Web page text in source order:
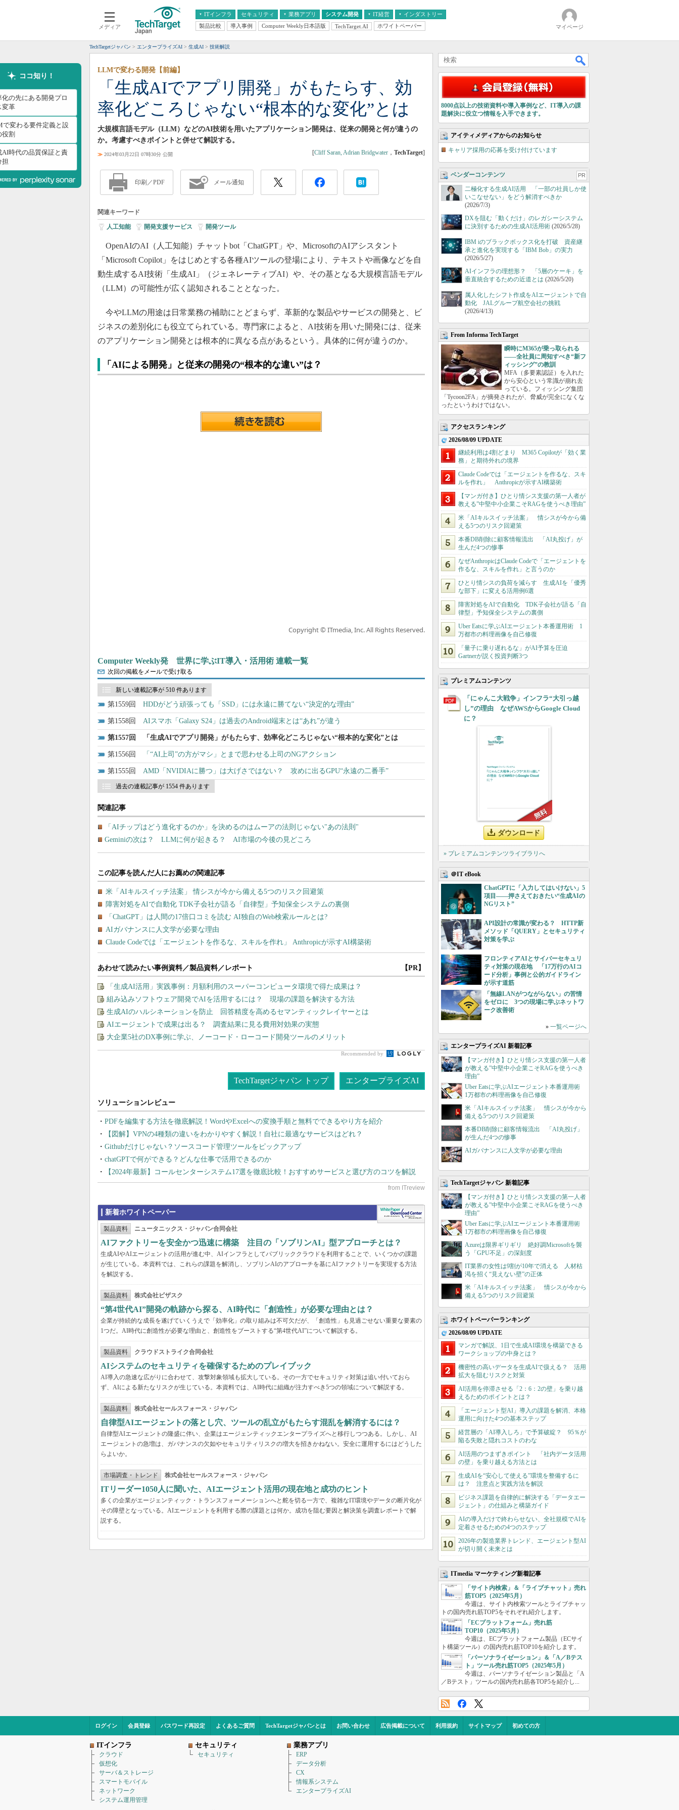
メディア
ITインフラ
クラウド
スマートモバイル
ネットワーク
システム運用管理
セキュリティ 業務アプリ
エンタープライズAI
ERP
情報系システム
システム開発 IT経営
経営とIT
インダストリー
医療IT
製品比較 導入事例 Computer Weekly日本語版 TechTarget.AI ホワイトペーパー マイページ
TechTargetジャパン エンタープライズAI 生成AI 技術解説
ココ知り！
化の先にある開発プロ
変革
で変わる要件定義と設
役割
AI時代の品質保証と責
担
「生成AIでアプリ開発」がもたらす、効
率化どころじゃない“根本的な変化”とは
LLMで変わる開発【前編】
大規模言語モデル（LLM）などのAI技術を用いたアプリケーション開発は、従来の開発と何が違うの
か。考慮すべきポイントと併せて解説する。
≫ 2024年03月22日 07時30分 公開 [Cliff Saran, Adrian Bridgwater ， TechTarget]
印刷／PDF メール通知
関連キーワード
人工知能| 開発支援サービス 開発ツール
OpenAIのAI（人工知能）チャットbot「ChatGPT」や、MicrosoftのAIアシスタント
「Microsoft Copilot」をはじめとする各種AIツールの登場により、テキストや画像などを自
動生成するAI技術「生成AI」（ジェネレーティブAI）や、その基となる大規模言語モデル
（LLM）の可能性が広く認知されることとなった。
今やLLMの用途は日常業務の補助にとどまらず、革新的な製品やサービスの開発と、ビ
ジネスの差別化にも役立てられている。専門家によると、AI技術を用いた開発には、従来
のアプリケーション開発とは根本的に異なる点があるという。具体的に何が違うのか。
「AIによる開発」と従来の開発の“根本的な違い”は？
Copyright © ITmedia, Inc. All Rights Reserved.
Computer Weekly発 世界に学ぶIT導入・活用術 連載一覧
次回の掲載をメールで受け取る
新しい連載記事が 510 件あります
1559 HDDがどう頑張っても「SSD」には永遠に勝てない“決定的な理由”
1558 AIスマホ「Galaxy S24」は過去のAndroid端末とは“あれ”が違う
1557 「生成AIでアプリ開発」がもたらす、効率化どころじゃない“根本的な変化”とは
1556 「“AI上司”の方がマシ」とまで思わせる上司のNGアクション
1555 AMD「NVIDIAに勝つ」は大げさではない？ 攻めに出るGPU“永遠の二番手”
過去の連載記事が 1554 件あります
関連記事
「AIチップはどう進化するのか」を決めるのはムーアの法則じゃない"あの法則"
Geminiの次は？ LLMに何が起きる？ AI市場の今後の見どころ
あわせて読みたい事例資料／製品資料／レポート 【PR】
「生成AI活用」実践事例：月額利用のスーパーコンピュータ環境で得た成果は？
組み込みソフトウェア開発でAIを活用するには？ 現場の課題を解決する方法
生成AIのハルシネーションを防止 回答精度を高めるセマンティックレイヤーとは
AIエージェントで成果は出る？ 調査結果に見る費用対効果の実態
大企業5社のDX事例に学ぶ、ノーコード・ローコード開発ツールのメリット
Recommended by
TechTargetジャパン トップ エンタープライズAI
PDFを編集する方法を徹底解説！WordやExcelへの変換手順と無料でできるやり方を紹介
【図解】VPNの4種類の違いをわかりやすく解説！自社に最適なサービスはどれ？
Githubだけじゃない？ソースコード管理ツールをピックアップ
chatGPTで何ができる？どんな仕事で活用できるのか
【2024年最新】コールセンターシステム17選を徹底比較！おすすめサービスと選び方のコツを解説
新着ホワイトペーパー
製品資料 ニュータニックス・ジャパン合同会社
AIファクトリーを安全かつ迅速に構築 注目の「ソブリンAI」型アプローチとは？
生成AIやAIエージェントの活用が進む中、AIインフラとしてパブリッククラウドを利用することで、いくつかの課題
が生じている。本資料では、これらの課題を解消し、ソブリンAIのアプローチを基にAIファクトリーを実現する方法
を解説する。
製品資料 株式会社ビザスク
“第4世代AI”開発の軌跡から探る、AI時代に「創造性」が必要な理由とは？
企業が持続的な成長を遂げていくうえで「効率化」の取り組みは不可欠だが、「創造性」も見過ごせない重要な要素の
1つだ。AI時代に創造性が必要な理由と、創造性をブーストする“第4世代AI”について解説する。
製品資料 クラウドストライク合同会社
AIシステムのセキュリティを確保するためのプレイブック
AI導入の急速な広がりに合わせて、攻撃対象領域も拡大している。その一方でセキュリティ対策は追い付いておら
ず、AIによる新たなリスクが生じている。本資料では、AI時代に組織が注力すべき5つの領域について解説する。
製品資料 株式会社セールスフォース・ジャパン
自律型AIエージェントの落とし穴、ツールの乱立がもたらす混乱を解消するには？
自律型AIエージェントの隆盛に伴い、企業はエージェンティックエンタープライズへと移行しつつある。しかし、AI
エージェントの急増は、ガバナンスの欠如やセキュリティリスクの増大を招きかねない。安全に運用するにはどうした
らよいか。
市場調査・トレンド 株式会社セールスフォース・ジャパン
ITリーダー1050人に聞いた、AIエージェント活用の現在地と成功のヒント
多くの企業がエージェンティック・トランスフォーメーションへと舵を切る一方で、複雑なIT環境やデータの断片化が
その障壁となっている。AIエージェントを利用する際の課題とは何か。成功を阻む要因と解決策を調査レポートで解
説する。
8000点以上の技術資料や導入事例など、IT導入の課
題解決に役立つ情報を入手できます。
アイティメディアからのお知らせ
キャリア採用の応募を受け付けています
ベンダーコンテンツ PR
二極化する生成AI活用 「一部の社員しか使
いこなせない」をどう解消すべきか
(2026/7/3)
DXを阻む「動くだけ」のレガシーシステム
に決別するための生成AI活用術 (2026/5/28)
IBM iのブラックボックス化を打破 資産継
承と進化を実現する「IBM Bob」の実力
(2026/5/27)
AIインフラの理想形？ 「5層のケーキ」を
垂直統合するための近道とは (2026/5/20)
属人化したシフト作成をAIエージェントで自
動化 JALグループ航空会社の挑戦
(2026/4/13)
From Informa TechTarget
瞬時にM365が乗っ取られる
――全社員に周知すべき“新フ
ィッシング”の教訓
MFA（多要素認証）を入れた
から安心という常識が崩れ去
っている。フィッシング集団
「Tycoon2FA」が摘発されたが、脅威が完全になくな
ったというわけではない。
アクセスランキング
2026/08/09 UPDATE
継続利用は4割どまり M365 Copilotが「効く業
務」と期待外れの境界
Claude Codeでは「エージェントを作るな、スキ
ルを作れ」 Anthropicが示すAI構築術
【マンガ付き】ひとり情シス支援の第一人者が
教える”中堅中小企業こそRAGを使うべき理由”
米「AIキルスイッチ法案」 情シスが今から備
える5つのリスク回避策
本番DB削除に顧客情報流出 「AI丸投げ」が
生んだ4つの惨事
なぜAnthropicはClaude Codeで「エージェントを
作るな、スキルを作れ」と言うのか
ひとり情シスの負荷を減らす 生成AIを「優秀
な部下」に変える活用例6選
障害対処をAIで自動化 TDK子会社が語る「自
律型」予知保全システムの裏側
Uber Eatsに学ぶAIエージェント本番運用術 1
万都市の料理画像を自己修復
「量子に乗り遅れるな」がAI予算を圧迫
Gartnerが説く投資判断3つ
プレミアムコンテンツ
「にゃんこ大戦争」インフラ“大引っ越
し”の理由 なぜAWSからGoogle Cloud
に？
ダウンロード
» プレミアムコンテンツライブラリへ
＠IT eBook
ChatGPTに「入力してはいけない」5
項目――押さえておきたい“生成AIの
NGリスト”
API設計の常識が変わる？ HTTP新
メソッド「QUERY」とセキュリティ
対策を学ぶ
フロンティアAIとサイバーセキュリ
ティ対策の現在地 「17万行のAIコ
ード分析」事例と公的ガイドライン
が示す道筋
「無線LANがつながらない」の苦情
をゼロに 3つの現場に学ぶネットワ
ーク改善術
» 一覧ページへ
エンタープライズAI 新着記事
【マンガ付き】ひとり情シス支援の第一人者
が教える”中堅中小企業こそRAGを使うべき
理由”
Uber Eatsに学ぶAIエージェント本番運用術
1万都市の料理画像を自己修復
米「AIキルスイッチ法案」 情シスが今から
備える5つのリスク回避策
本番DB削除に顧客情報流出 「AI丸投げ」
が生んだ4つの惨事
AIガバナンスに人文学が必要な理由
TechTargetジャパン 新着記事
【マンガ付き】ひとり情シス支援の第一人者
が教える”中堅中小企業こそRAGを使うべき
理由”
Uber Eatsに学ぶAIエージェント本番運用術
1万都市の料理画像を自己修復
Azureは限界ギリギリ 絶好調Microsoftを襲
う「GPU不足」の深刻度
IT業界の女性は9割が10年で消える 人材枯
渇を招く“見えない壁”の正体
米「AIキルスイッチ法案」 情シスが今から
備える5つのリスク回避策
ホワイトペーパーランキング
2026/08/09 UPDATE
マンガで解説、1日で生成AI環境を構築できる
ワークショップの中身とは？
機密性の高いデータを生成AIで扱える？ 活用
拡大を阻むリスクと対策
AI活用を停滞させる「2：6：2の壁」を乗り越
えるためのポイントとは？
「エージェント型AI」導入の課題を解消、本格
運用に向けた4つの基本ステップ
経営層の「AI導入しろ」で予算破綻？ 95％が
陥る失敗と隠れコストのわな
AI活用のつまずきポイント 「社内データ活用
の壁」を乗り越える方法とは
生成AIを“安心して使える”環境を整備するに
は？ 注意点と実践方法を解説
ビジネス課題を自律的に解決する「データエー
ジェント」の仕組みと構築ガイド
AIの導入だけで終わらせない、全社規模でAIを
定着させるための4つのステップ
2026年の製造業界トレンド、エージェント型AI
が切り開く未来とは
ITmedia マーケティング新着記事
「サイト内検索」＆「ライブチャット」売れ
筋TOP5（2025年5月）
今週は、サイト内検索ツールとライブチャッ
トの国内売れ筋TOP5をそれぞれ紹介します。
「ECプラットフォーム」売れ筋
TOP10（2025年5月）
今週は、ECプラットフォーム製品（ECサイ
ト構築ツール）の国内売れ筋TOP10を紹介します。
「パーソナライゼーション」＆「A／Bテス
ト」ツール売れ筋TOP5（2025年5月）
今週は、パーソナライゼーション製品と「A
／Bテスト」ツールの国内売れ筋各TOP5を紹介し...
ログイン 会員登録 パスワード再設定 よくあるご質問 TechTargetジャパンとは お問い合わせ 広告掲載について 利用規約 サイトマップ 初めての方
ITインフラ
クラウド
仮想化
サーバ＆ストレージ
スマートモバイル
ネットワーク
システム運用管理
セキュリティ
セキュリティ
業務アプリ
ERP
データ分析
CX
情報系システム
エンタープライズAI